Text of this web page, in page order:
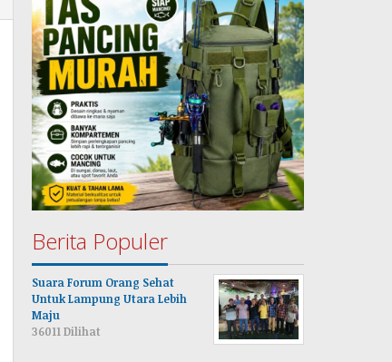
Berita Populer
Suara Forum Orang Sehat
Untuk Lampung Utara Lebih
Maju
36011 Dilihat